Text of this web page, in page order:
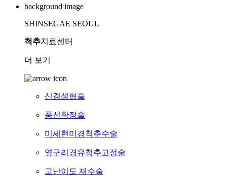
background image
SHINSEGAE SEOUL
척추치료센터
더 보기
신경성형술
풍선확장술
미세현미경척추수술
옆구리경유척추고정술
고난이도 재수술